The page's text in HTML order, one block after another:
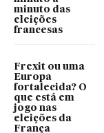
minuto das
eleições
francesas
Frexit ou uma
Europa
fortalecida? O
que está em
jogo nas
eleições da
França